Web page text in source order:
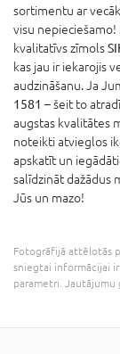
sortimentu ar
visu
kvalitatīvs zīmols
kas jau ir iekarojis
audzināšanu. Ja
1581 – šeit to
augstas kvalitātes
noteikti atvieglos
apskatīt un
salīdzināt dažādus
Jūs un mazo!
Fotogrāfijā attēlotās
sniegtai informācijai
parametri. Jautājumu